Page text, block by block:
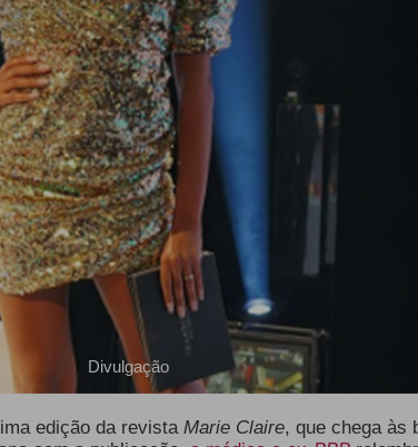
Divulgação
edição da revista Marie Claire, que chega às